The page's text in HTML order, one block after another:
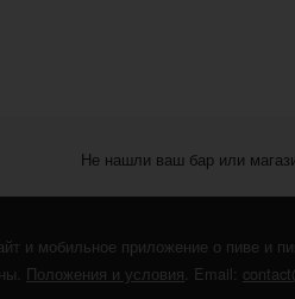
Не нашли ваш бар или
и мобильное приложение о пиве и
Положения и условия. Email: